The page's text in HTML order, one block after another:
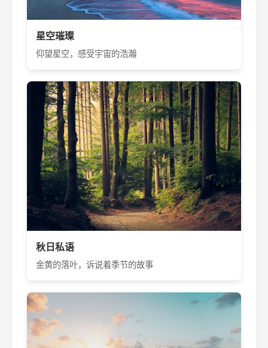
星空璀璨
仰望星空，感受宇宙的浩瀚
秋日私语
金黄的落叶，诉说着季节的故事